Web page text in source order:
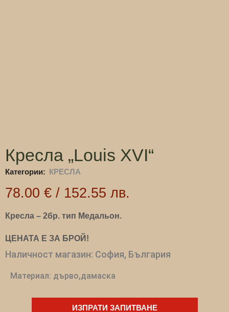
Кресла „Louis XVI“
Категории: КРЕСЛА
78.00 € / 152.55 лв.
Кресла – 2бр. тип Медальон.
ЦЕНАТА Е ЗА БРОЙ!
Наличност магазин: София, България
Материал: дърво,дамаска
ИЗПРАТИ ЗАПИТВАНЕ